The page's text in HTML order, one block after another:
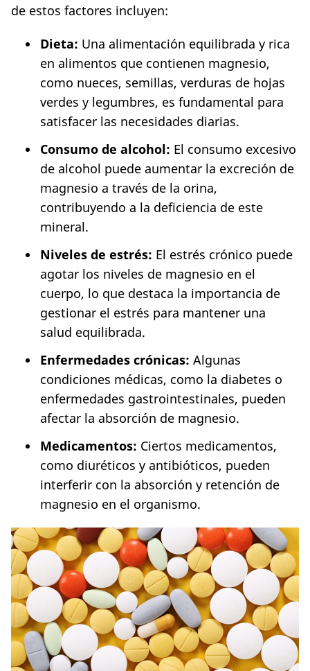
de estos factores incluyen:
Dieta: Una alimentación equilibrada y rica
en alimentos que contienen magnesio,
como nueces, semillas, verduras de hojas
verdes y legumbres, es fundamental para
satisfacer las necesidades diarias.
Consumo de alcohol: El consumo excesivo
de alcohol puede aumentar la excreción de
magnesio a través de la orina,
contribuyendo a la deficiencia de este
mineral.
Niveles de estrés: El estrés crónico puede
agotar los niveles de magnesio en el
cuerpo, lo que destaca la importancia de
gestionar el estrés para mantener una
salud equilibrada.
Enfermedades crónicas: Algunas
condiciones médicas, como la diabetes o
enfermedades gastrointestinales, pueden
afectar la absorción de magnesio.
Medicamentos: Ciertos medicamentos,
como diuréticos y antibióticos, pueden
interferir con la absorción y retención de
magnesio en el organismo.